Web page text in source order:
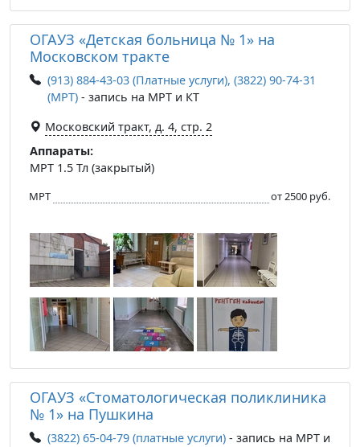
ОГАУЗ «Детская больница № 1» на
Московском тракте
(913) 884-43-03 (Платные услуги), (3822) 90-74-31
(МРТ) - запись на МРТ и КТ
Московский тракт, д. 4, стр. 2
Аппараты:
МРТ 1.5 Тл (закрытый)
МРТ от 2500 руб.
ОГАУЗ «Стоматологическая поликлиника
№ 1» на Пушкина
(3822) 65-04-79 (платные услуги) - запись на МРТ и